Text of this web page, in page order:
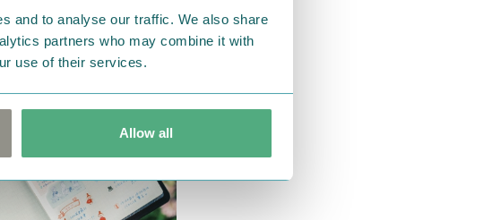
and to analyse our traffic. We also share
partners who may combine it with
use of their services.
Allow all